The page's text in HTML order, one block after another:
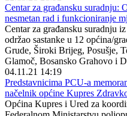
Centar za građansku suradnju:
nesmetan rad i funkcioniranje
Centar za građansku suradnju
održao sastanke u 12 općina/
Grude, Široki Brijeg, Posušje,
Glamoč, Bosansko Grahovo i
04.11.21 14:19
Predstavnicima PCU-a
načelnik općine Kupres
Općina Kupres i Ured za